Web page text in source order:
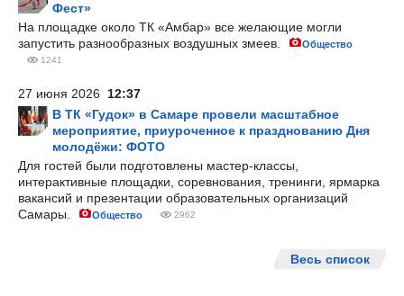
Фест»
На площадке около ТК «Амбар» все желающие могли
запустить разнообразных воздушных змеев.
Общество
1241
27 июня 2026 12:37
В ТК «Гудок» в Самаре провели масштабное
мероприятие, приуроченное к празднованию Дня
молодёжи: ФОТО
Для гостей были подготовлены мастер-классы,
интерактивные площадки, соревнования, тренинги, ярмарка
вакансий и презентации образовательных организаций
Самары.
Общество 2962
Весь список